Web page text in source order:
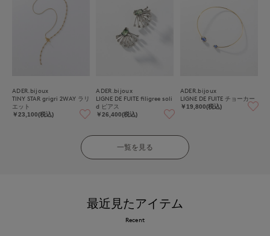
ADER.bijoux
TINY STAR grigri 2WAY ラリ
エット
￥23,100(税込)
ADER.bijoux
LIGNE DE FUITE filigree soli
d ピアス
￥26,400(税込)
ADER.bijoux
LIGNE DE FUITE チョーカー
￥19,800(税込)
一覧を見る
最近見たアイテム
Recent